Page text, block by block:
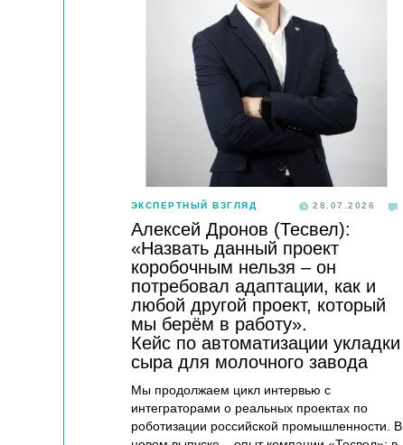
ЭКСПЕРТНЫЙ ВЗГЛЯД 28.07.2026
Алексей Дронов (Тесвел):
«Назвать данный проект
коробочным нельзя – он
потребовал адаптации, как и
любой другой проект, который
мы берём в работу».
Кейс по автоматизации укладки
сыра для молочного завода
Мы продолжаем цикл интервью с
интеграторами о реальных проектах по
роботизации российской промышленности. В